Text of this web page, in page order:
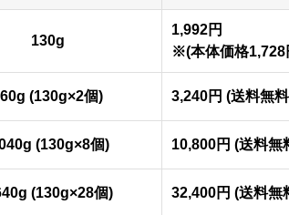
130g
1,992円
※(本体価格1,728
(130g×2個) 3,240円 (送料無
(130g×8個) 10,800円 (送料無
(130g×28個) 32,400円 (送料無